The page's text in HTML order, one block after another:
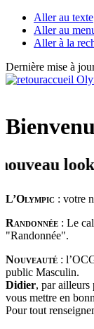
Aller au texte
Aller au
Aller à la
Dernière mise à
look
L’Olympic : votre
Randonnée : Le
"Randonnée".
Nouveauté :
public Masculin.
Didier, par ailleurs
vous mettre en
Pour tout